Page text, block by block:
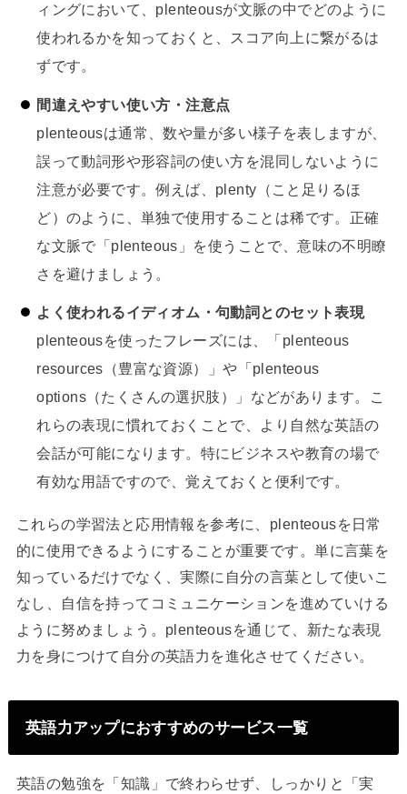
ィングにおいて、plenteousが文脈の中でどのように
使われるかを知っておくと、スコア向上に繋がるは
ずです。
間違えやすい使い方・注意点
plenteousは通常、数や量が多い様子を表しますが、
誤って動詞形や形容詞の使い方を混同しないように
注意が必要です。例えば、plenty（こと足りるほ
ど）のように、単独で使用することは稀です。正確
な文脈で「plenteous」を使うことで、意味の不明瞭
さを避けましょう。
よく使われるイディオム・句動詞とのセット表現
plenteousを使ったフレーズには、「plenteous
resources（豊富な資源）」や「plenteous
options（たくさんの選択肢）」などがあります。こ
れらの表現に慣れておくことで、より自然な英語の
会話が可能になります。特にビジネスや教育の場で
有効な用語ですので、覚えておくと便利です。
これらの学習法と応用情報を参考に、plenteousを日常
的に使用できるようにすることが重要です。単に言葉を
知っているだけでなく、実際に自分の言葉として使いこ
なし、自信を持ってコミュニケーションを進めていける
ように努めましょう。plenteousを通じて、新たな表現
力を身につけて自分の英語力を進化させてください。
英語力アップにおすすめのサービス一覧
英語の勉強を「知識」で終わらせず、しっかりと「実